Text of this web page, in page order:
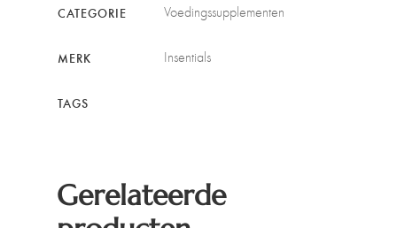
CATEGORIE Voedingssupplementen
MERK Insentials
TAGS
Gerelateerde